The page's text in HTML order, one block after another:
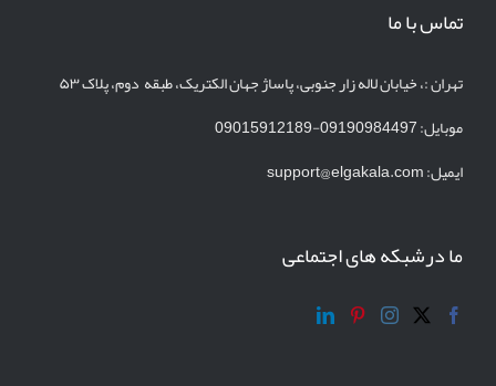
تماس با ما
تهران :، خیابان لاله زار جنوبی، پاساژ جهان الکتریک، طبقه دوم، پلاک ۵۳
موبایل: 09190984497-09015912189
ایمیل:support@elgakala.com
ما درشبکه های اجتماعی